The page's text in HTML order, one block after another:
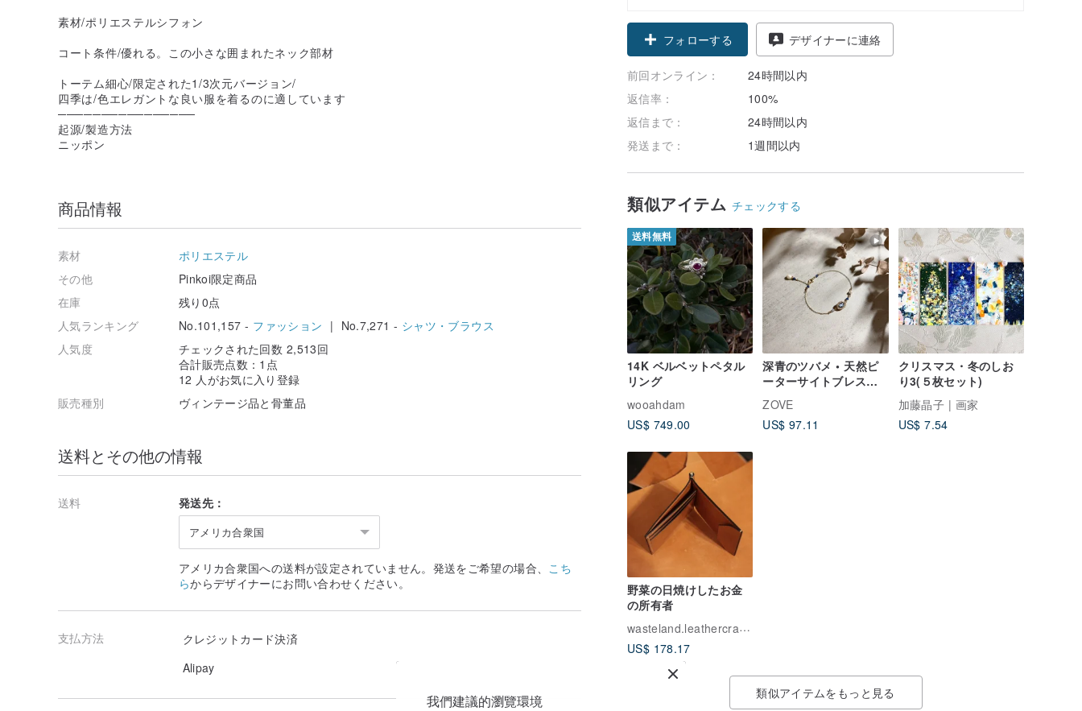
フォローする デザイナーに連絡
前回オンライン：
24時間以内
返信率：
100%
返信まで：
24時間以内
発送まで：
1週間以内
類似アイテム チェックする
送料無料
14K ベルベットペタル
リング
wooahdam
US$ 749.00
深青のツバメ • 天然ピ
ーターサイトブレスレ
ZOVE
US$ 97.11
クリスマス・冬のしお
り3(５枚セット)
加藤晶子 | 画家
US$ 7.54
野菜の日焼けしたお金
の所有者
wasteland.leathercraft.taiwan
US$ 178.17
類似アイテムをもっと見る
素材/ポリエステルシフォン
コート条件/優れる。この小さな囲まれたネック部材
トーテム細心/限定された1/3次元バージョン/
四季は/色エレガントな良い服を着るのに適しています
────────────────
起源/製造方法
ニッポン
商品情報
素材
ポリエステル
その他
Pinkoi限定商品
在庫
残り0点
人気ランキング
No.101,157 - ファッション | No.7,271 - シャツ・ブラウス
人気度
チェックされた回数 2,513回
合計販売点数：1点
12 人がお気に入り登録
販売種別
ヴィンテージ品と骨董品
送料とその他の情報
送料 発送先：
アメリカ合衆国
アメリカ合衆国への送料が設定されていません。発送をご希望の場合、 こち
らからデザイナーにお問い合わせください。
支払方法
クレジットカード決済
Alipay
我們建議的瀏覽環境